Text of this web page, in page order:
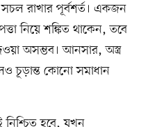
সচল রাখার পূর্বশর্ত। একজন
নিয়ে শঙ্কিত থাকেন, তবে
অসম্ভব। আনসার, অস্ত্র
চূড়ান্ত কোনো সমাধান